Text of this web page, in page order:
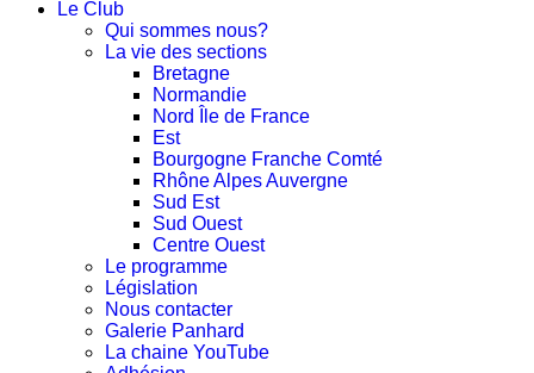
Le Club
Qui sommes nous?
La vie des sections
Bretagne
Normandie
Nord Île de France
Est
Bourgogne Franche Comté
Rhône Alpes Auvergne
Sud Est
Sud Ouest
Centre Ouest
Le programme
Législation
Nous contacter
Galerie Panhard
La chaine YouTube